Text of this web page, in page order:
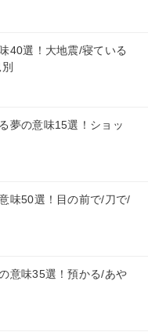
40選！大地震/寝ている
夢の意味15選！ショッ
味50選！目の前で/刀で/
意味35選！預かる/あや